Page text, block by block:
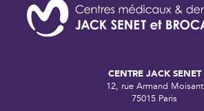
CENTRE JACK SENET
12, rue Armand Moisant
75015 Paris